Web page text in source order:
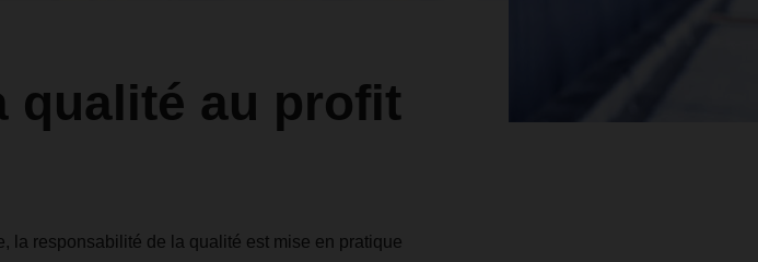
qualité au profit
la responsabilité de la qualité est mise en pratique